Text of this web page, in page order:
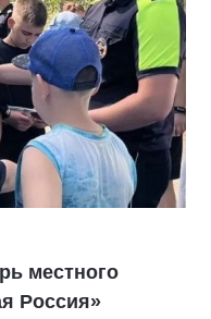
местного
Россия»